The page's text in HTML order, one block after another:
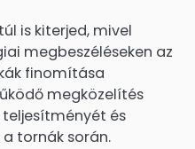
is kiterjed, mivel
megbeszéléseken az
finomítása
megközelítés
és
tornák során.